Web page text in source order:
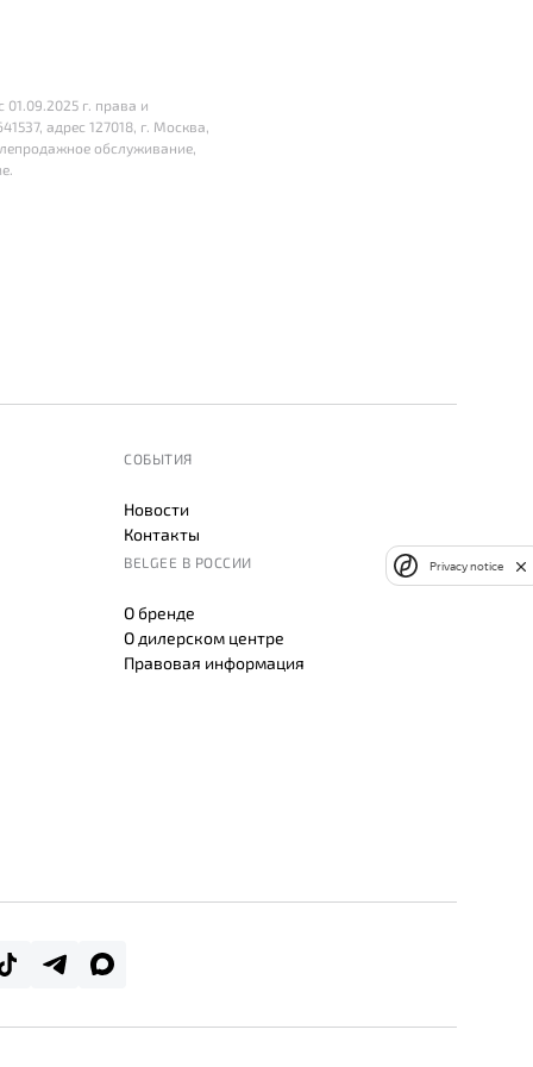
г. права и
адрес 127018, г. Москва,
обслуживание,
СОБЫТИЯ
Новости
Контакты
BELGEE В РОССИИ
О бренде
О дилерском центре
Правовая информация
Privacy notice